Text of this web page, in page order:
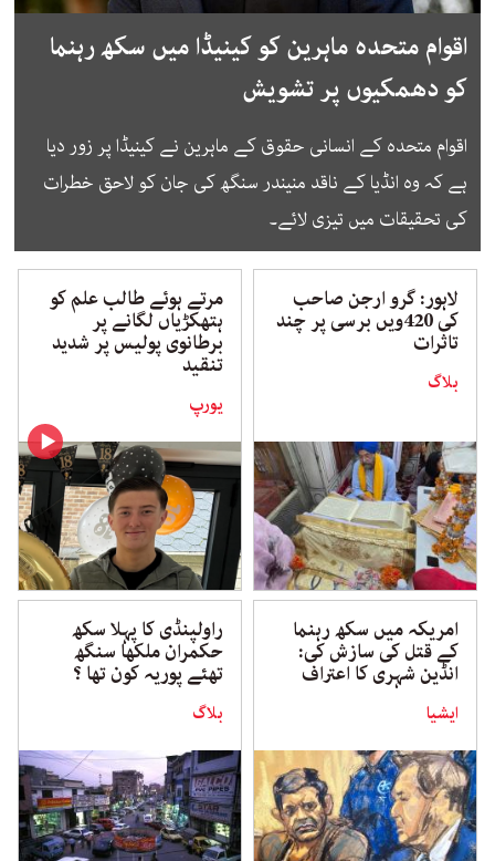
اقوام متحدہ ماہرین کو کینیڈا میں سکھ رہنما
کو دھمکیوں پر تشویش
اقوام متحدہ کے انسانی حقوق کے ماہرین نے کینیڈا پر زور دیا
ہے کہ وہ انڈیا کے ناقد منیندر سنگھ کی جان کو لاحق خطرات
کی تحقیقات میں تیزی لائے۔
لاہور: گرو ارجن صاحب
کی 420ویں برسی پر چند
تاثرات
بلاگ
مرتے ہوئے طالب علم کو
ہتھکڑیاں لگانے پر
برطانوی پولیس پر شدید
تنقید
یورپ
امریکہ میں سکھ رہنما
کے قتل کی سازش کی:
انڈین شہری کا اعتراف
ایشیا
راولپنڈی کا پہلا سکھ
حکمران ملکھا سنگھ
تھئے پوریہ کون تھا ؟
بلاگ